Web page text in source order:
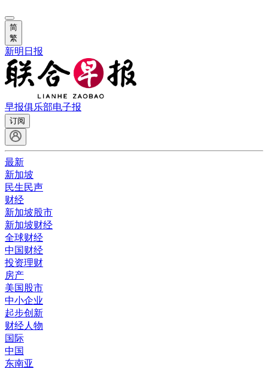
简
繁
新明日报
早报俱乐部电子报
订阅
最新
新加坡
民生民声
财经
新加坡股市
新加坡财经
全球财经
中国财经
投资理财
房产
美国股市
中小企业
起步创新
财经人物
国际
中国
东南亚